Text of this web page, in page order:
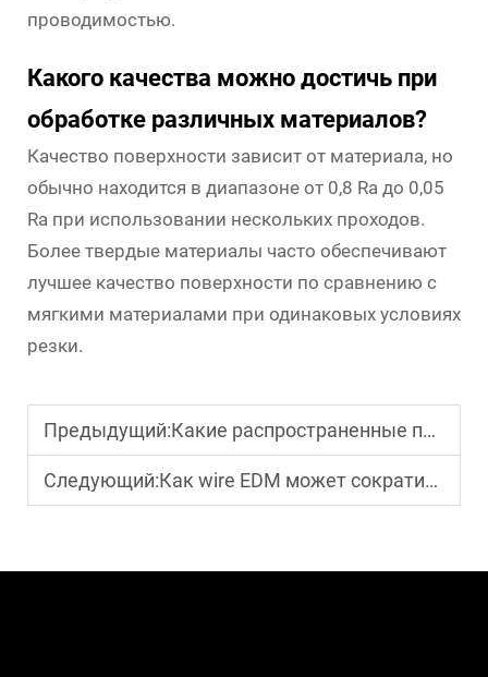
проводимостью.
Какого качества можно достичь при
обработке различных материалов?
Качество поверхности зависит от материала, но
обычно находится в диапазоне от 0,8 Ra до 0,05
Ra при использовании нескольких проходов.
Более твердые материалы часто обеспечивают
лучшее качество поверхности по сравнению с
мягкими материалами при одинаковых условиях
резки.
Предыдущий:Какие распространенные применения имеет EDM-сверление?
Следующий:Как wire EDM может сократить отходы материалов в производстве?